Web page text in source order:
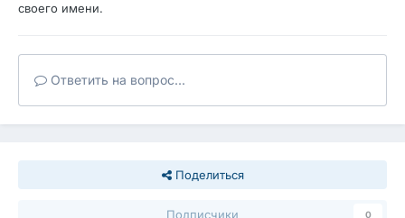
своего имени.
Ответить на вопрос...
Поделиться
Подписчики 0